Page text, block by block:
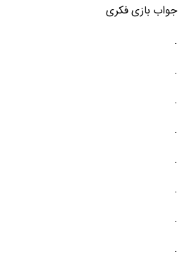
جواب بازی فکری
.
.
.
.
.
.
.
.